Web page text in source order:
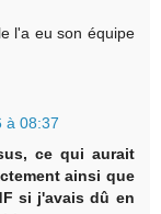
l'a eu son équipe
à 08:37
ce qui aurait
ainsi que
si j'avais dû en